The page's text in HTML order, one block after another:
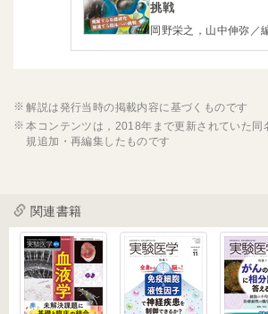
挑戦
岡野栄之，山中伸弥／
解説は発行当時の掲載内容に基づくものです
本コンテンツは，2018年まで更新されていた同
規追加・再編集したものです
関連書籍